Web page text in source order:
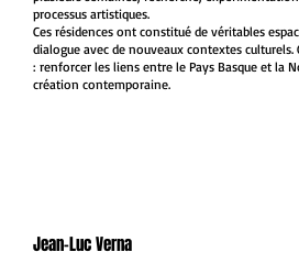
processus artistiques.
Ces résidences ont constitué de véritables
dialogue avec de nouveaux contextes culturels.
: renforcer les liens entre le Pays Basque et la
création contemporaine.
Jean-Luc Verna